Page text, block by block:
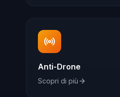
Anti-Drone
Scopri di più